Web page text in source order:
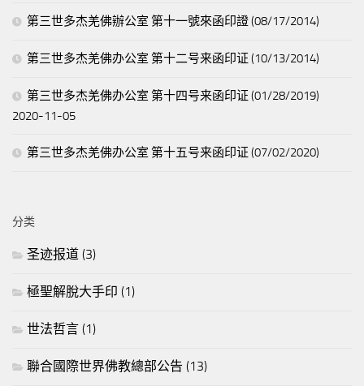
第三世多杰羌佛辦公室 第十一號來函印證 (08/17/2014)
第三世多杰羌佛办公室 第十二号来函印证 (10/13/2014)
第三世多杰羌佛办公室 第十四号来函印证 (01/28/2019)
2020-11-05
第三世多杰羌佛办公室 第十五号来函印证 (07/02/2020)
分类
圣迹报道 (3)
極聖解脫大手印 (1)
世法哲言 (1)
聯合國際世界佛教總部公告 (13)